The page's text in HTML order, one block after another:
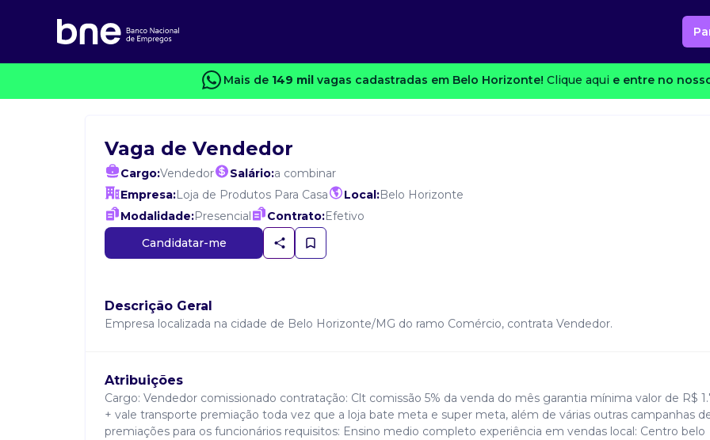
Mais de 149 mil vagas cadastradas em Belo Horizonte! Clique aqui e entre no
Vaga de Vendedor
Cargo:Vendedor Salário:a combinar
Empresa:Loja de Produtos Para Casa Local:Belo Horizonte
Modalidade:Presencial Contrato:Efetivo
Candidatar-me
Descrição Geral
Empresa localizada na cidade de Belo Horizonte/MG do ramo Comércio, contrata Vendedor.
Atribuições
Cargo: Vendedor comissionado contratação: Clt comissão 5% da venda do mês garantia mínima valor de R$
+ vale transporte premiação toda vez que a loja bate meta e super meta, além de várias outras campanhas
premiações para os funcionários requisitos: Ensino medio completo experiência em vendas local: Centro belo